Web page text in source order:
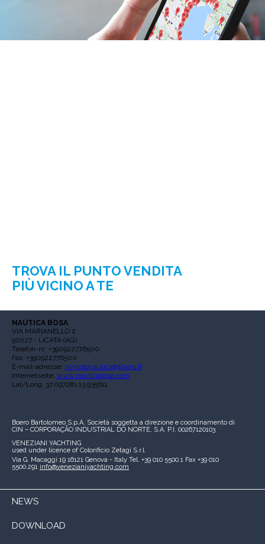
TROVA IL PUNTO VENDITA
PIÙ VICINO A TE
NAUTICA BOSA
VIA MARIANELLO 2
92027 - LICATA (AG)
Telefon-nr: +390922776500
Fax: +390922776500
E-mail-adresse: nonsolonautica@libero.it
Internetseite: www.nauticabosa.com
Lat/Long: 37.097281,13.935611
Boero Bartolomeo S.p.A. Società soggetta a direzione e coordinamento di
CIN – CORPORAÇÃO INDUSTRIAL DO NORTE, S.A. P.I. 00267120103
VENEZIANI YACHTING
used under licence of Colorificio Zetagi S.r.l.
Via G. Macaggi 19 16121 Genova - Italy Tel. +39 010 5500.1 Fax +39 010
5500.291 info@venezianiyachting.com
NEWS
DOWNLOAD